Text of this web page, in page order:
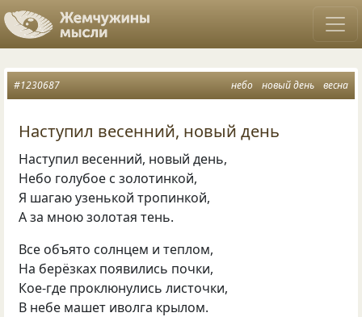
небо новый день весна
#1230687
Наступил весенний, новый день
Наступил весенний, новый день,
Небо голубое с золотинкой,
Я шагаю узенькой тропинкой,
А за мною золотая тень.
Все объято солнцем и теплом,
На берёзках появились почки,
Кое-где проклюнулись листочки,
В небе машет иволга крылом.